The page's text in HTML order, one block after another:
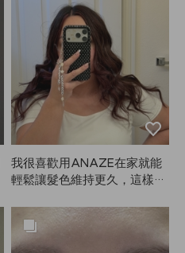
連結！超級受歡迎的好物，推
薦給大家。
我很喜歡用ANAZE在家就能
輕鬆讓髮色維持更久，這樣就
院，畢竟染髮的顏色本來就不
太持久！❤️